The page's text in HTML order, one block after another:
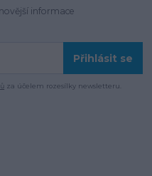
informace
Přihlásit se
za účelem rozesílky newsletteru.